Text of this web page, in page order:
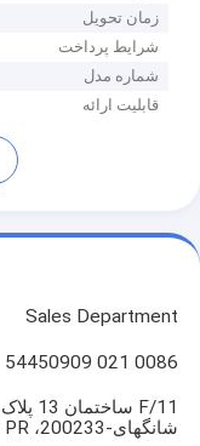
زمان تحویل
شرایط پرداخت
شماره مدل
قابلیت ارائه
Sales Department
0086 021 54450909
شانگهای-200233، PR چین